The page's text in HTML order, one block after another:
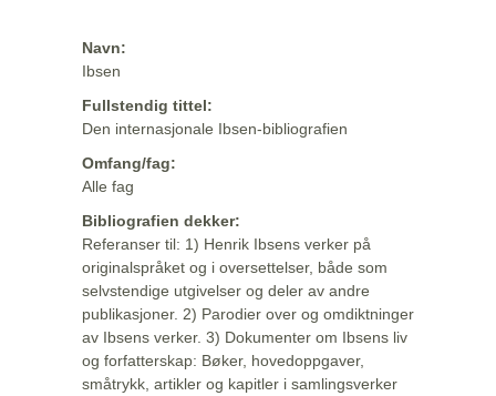
Navn:
Ibsen
Fullstendig tittel:
Den internasjonale Ibsen-bibliografien
Omfang/fag:
Alle fag
Bibliografien dekker:
Referanser til: 1) Henrik Ibsens verker på
originalspråket og i oversettelser, både som
selvstendige utgivelser og deler av andre
publikasjoner. 2) Parodier over og omdiktninger
av Ibsens verker. 3) Dokumenter om Ibsens liv
og forfatterskap: Bøker, hovedoppgaver,
småtrykk, artikler og kapitler i samlingsverker